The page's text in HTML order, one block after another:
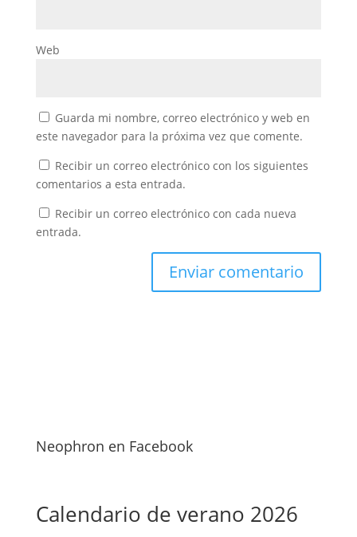
Web
Guarda mi nombre, correo electrónico y web en
este navegador para la próxima vez que comente.
Recibir un correo electrónico con los siguientes
comentarios a esta entrada.
Recibir un correo electrónico con cada nueva
entrada.
Neophron en Facebook
Calendario de verano 2026